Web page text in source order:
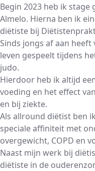
Begin 2023 heb ik
Almelo. Hierna ben ik
diëtiste bij
Sinds jongs af aan
leven gespeelt tijdens
judo.
Hierdoor heb ik altijd
voeding en het effect
en bij ziekte.
Als allround diëtist ben
speciale affiniteit met
overgewicht, COPD en
Naast mijn werk bij
diëtiste in de